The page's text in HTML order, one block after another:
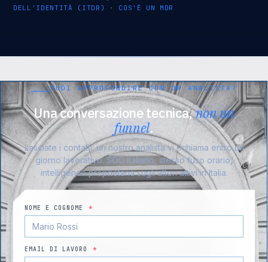
DELL'IDENTITÀ (ITDR)
· COS'È UN MDR
VUOI APPROFONDIRE CON UN ANALISTA?
Una conversazione tecnica,non un
funnel.
Lasciate i contatti: un nostro analista vi richiama entro un
giorno lavorativo. SOC italiano, stesso fuso orario,
intelligence proprietaria sugli attori attivi in Italia.
NOME E COGNOME *
EMAIL DI LAVORO *